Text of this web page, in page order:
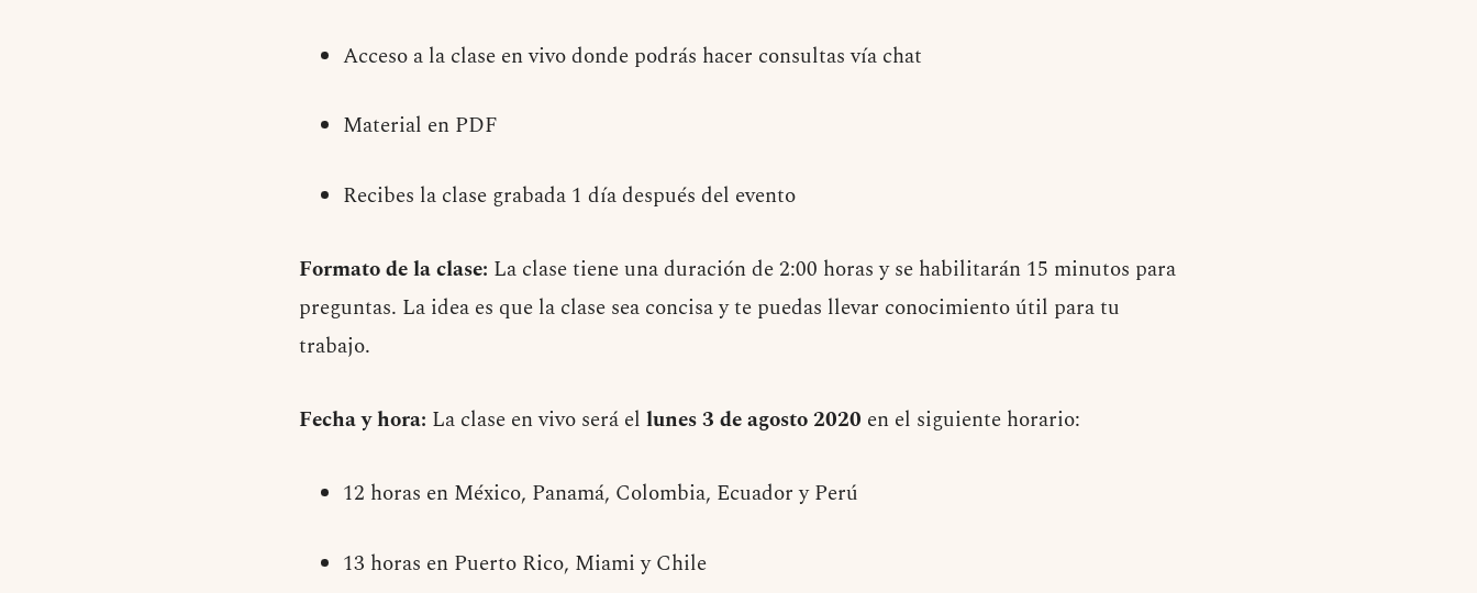
Acceso a la clase en vivo donde podrás hacer consultas vía chat
Material en PDF
Recibes la clase grabada 1 día después del evento
Formato de la clase: La clase tiene una duración de 2:00 horas y se habilitarán 15 minutos para
preguntas. La idea es que la clase sea concisa y te puedas llevar conocimiento útil para tu
trabajo.
Fecha y hora: La clase en vivo será el lunes 3 de agosto 2020 en el siguiente horario:
12 horas en México, Panamá, Colombia, Ecuador y Perú
13 horas en Puerto Rico, Miami y Chile